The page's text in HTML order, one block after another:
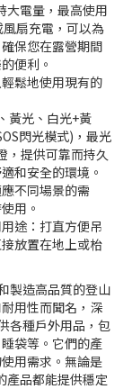
大電量，最高使用
扇充電，可以為
保您在露營期間
便利。
鬆地使用現有的
黃光、白光+黃
閃光模式)，最光
，提供可靠而持久
和安全的環境。
不同場景的需
用。
途：打直方便吊
放置在地上或枱
製造高品質的登山
用性而聞名，深
各種戶外用品，包
袋等。它們的產
用需求。無論是
品都能提供穩定